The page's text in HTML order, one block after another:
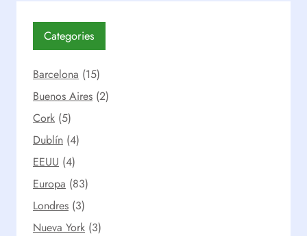
Categories
Barcelona (15)
Buenos Aires (2)
Cork (5)
Dublín (4)
EEUU (4)
Europa (83)
Londres (3)
Nueva York (3)